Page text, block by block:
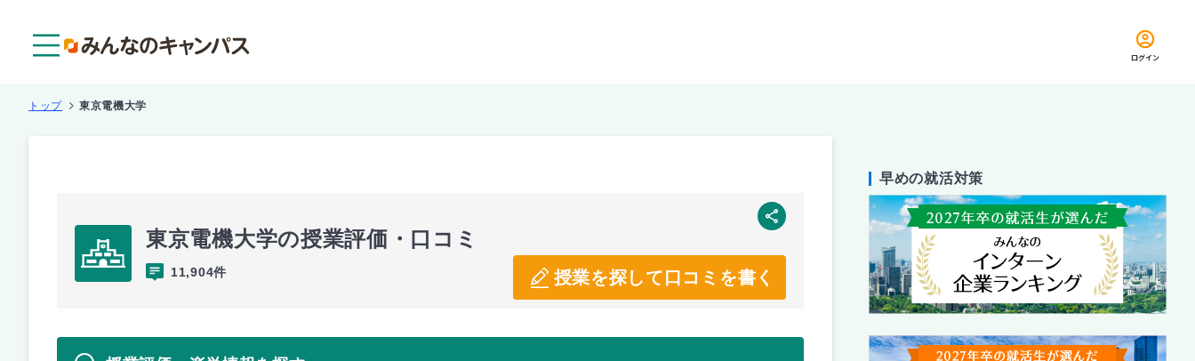
ログイン
トップ 東京電機大学
東京電機大学の授業評価・口コミ
11,904件 授業を探して口コミを書く
SNS
早めの就活対策